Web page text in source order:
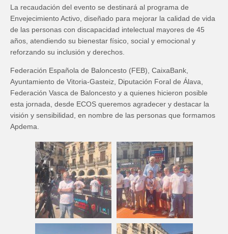
La recaudación del evento se destinará al programa de
Envejecimiento Activo, diseñado para mejorar la calidad de vida
de las personas con discapacidad intelectual mayores de 45
años, atendiendo su bienestar físico, social y emocional y
reforzando su inclusión y derechos.
Federación Española de Baloncesto (FEB), CaixaBank,
Ayuntamiento de Vitoria-Gasteiz, Diputación Foral de Álava,
Federación Vasca de Baloncesto y a quienes hicieron posible
esta jornada, desde ECOS queremos agradecer y destacar la
visión y sensibilidad, en nombre de las personas que formamos
Apdema.